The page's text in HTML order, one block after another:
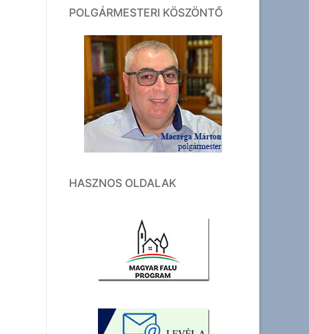
POLGÁRMESTERI KÖSZÖNTŐ
HASZNOS OLDALAK